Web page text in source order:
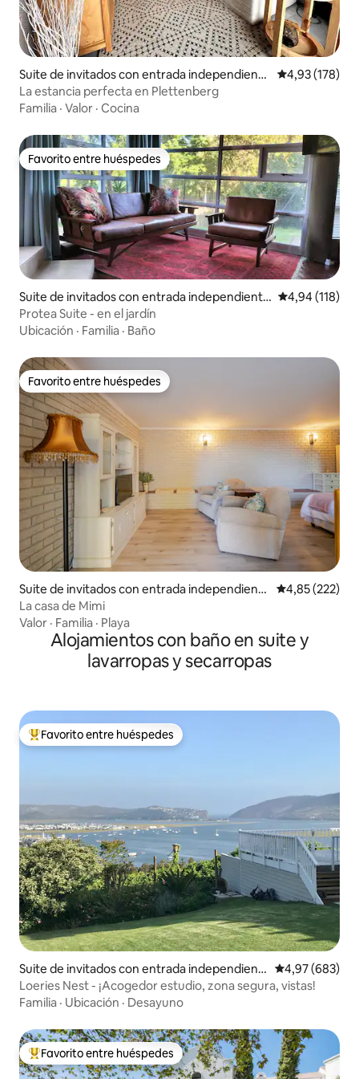
Suite de invitados con entrada independiente
en Plettenberg Bay
Calificación
4,93 (178)
La estancia perfecta en Plettenberg
Familia · Valor · Cocina
Favorito entre huéspedes
Favorito entre huéspedes
Suite de invitados con entrada independiente
en Paarl
Calificación
4,94 (118)
Protea Suite - en el jardín
Ubicación · Familia · Baño
Favorito entre huéspedes
Favorito entre huéspedes
Suite de invitados con entrada independiente
en Somerset West
Calificación
4,85 (222)
La casa de Mimi
Valor · Familia · Playa
Alojamientos con baño en suite y
lavarropas y secarropas
Favorito entre los huéspedes más destacados
Favorito entre huéspedes
Suite de invitados con entrada independient
e en Knysna
Calificación
4,97 (683)
Loeries Nest - ¡Acogedor estudio, zona segura, vistas!
Familia · Ubicación · Desayuno
Favorito entre los huéspedes más destacados
Favorito entre huéspedes